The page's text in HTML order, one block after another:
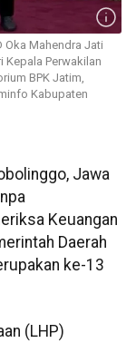
Oka Mahendra Jati
Kepala Perwakilan
BPK Jatim,
Kabupaten
Jawa
Keuangan
Daerah
ke-13
(LHP)